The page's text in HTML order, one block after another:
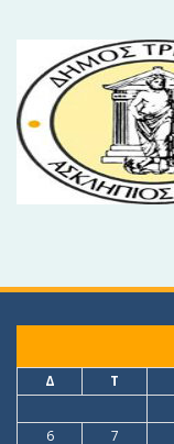
Δ Τ
6
7